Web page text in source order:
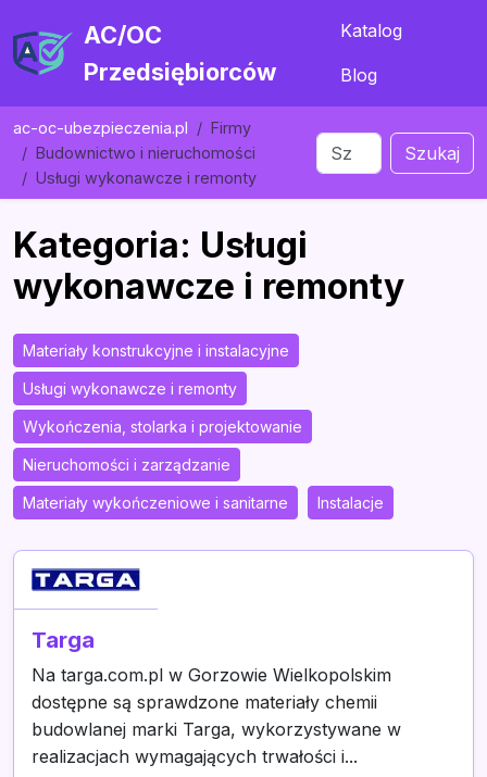
AC/OC
Przedsiębiorców
Katalog
Blog
ac-oc-ubezpieczenia.pl
Firmy
Budownictwo i nieruchomości
Usługi wykonawcze i remonty
Szukaj
Kategoria: Usługi
wykonawcze i remonty
Materiały konstrukcyjne i instalacyjne
Usługi wykonawcze i remonty
Wykończenia, stolarka i projektowanie
Nieruchomości i zarządzanie
Materiały wykończeniowe i sanitarne Instalacje
Targa
Na targa.com.pl w Gorzowie Wielkopolskim
dostępne są sprawdzone materiały chemii
budowlanej marki Targa, wykorzystywane w
realizacjach wymagających trwałości i...